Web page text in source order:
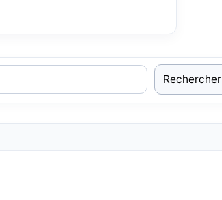
Rechercher